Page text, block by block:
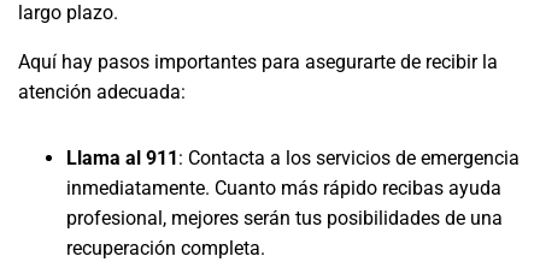
largo plazo.
Aquí hay pasos importantes para asegurarte de recibir la
atención adecuada:
Llama al 911: Contacta a los servicios de emergencia
inmediatamente. Cuanto más rápido recibas ayuda
profesional, mejores serán tus posibilidades de una
recuperación completa.